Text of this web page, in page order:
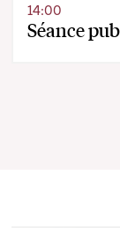
Séance
14:00